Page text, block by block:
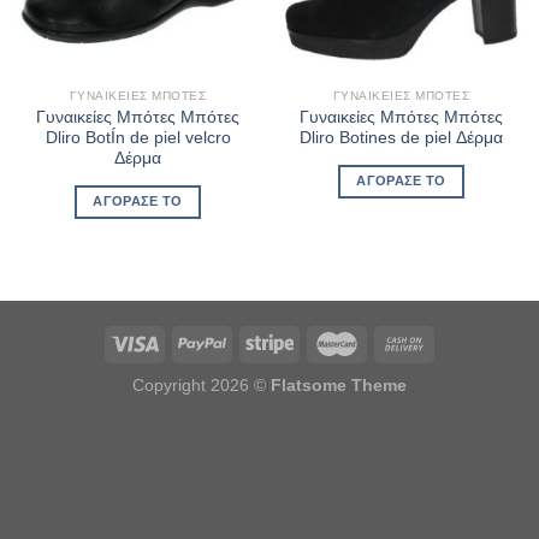
ΓΥΝΑΙΚΕΊΕΣ ΜΠΌΤΕΣ
Γυναικείες Μπότες Μπότες
Dliro BotÍn de piel velcro
Δέρμα
ΑΓΌΡΑΣΈ ΤΟ
ΓΥΝΑΙΚΕΊΕΣ ΜΠΌΤΕΣ
Γυναικείες Μπότες Μπότες
Dliro Botines de piel Δέρμα
ΑΓΌΡΑΣΈ ΤΟ
Copyright 2026 © Flatsome Theme